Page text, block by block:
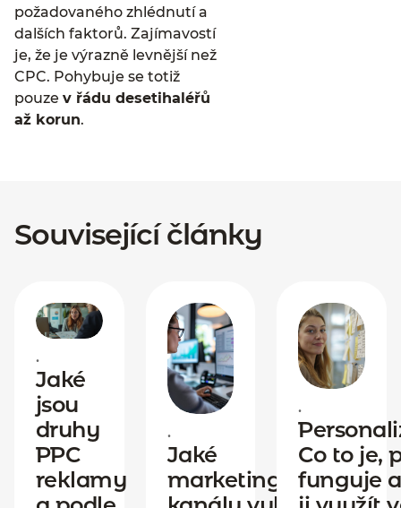
požadovaného zhlédnutí a
dalších faktorů. Zajímavostí
je, že je výrazně levnější než
CPC. Pohybuje se totiž
pouze v řádu desetihaléřů
až korun.
Související články
•
Jaké
jsou
druhy
PPC
reklamy
•
Jaké
marketingové
•
Co to je,
funguje